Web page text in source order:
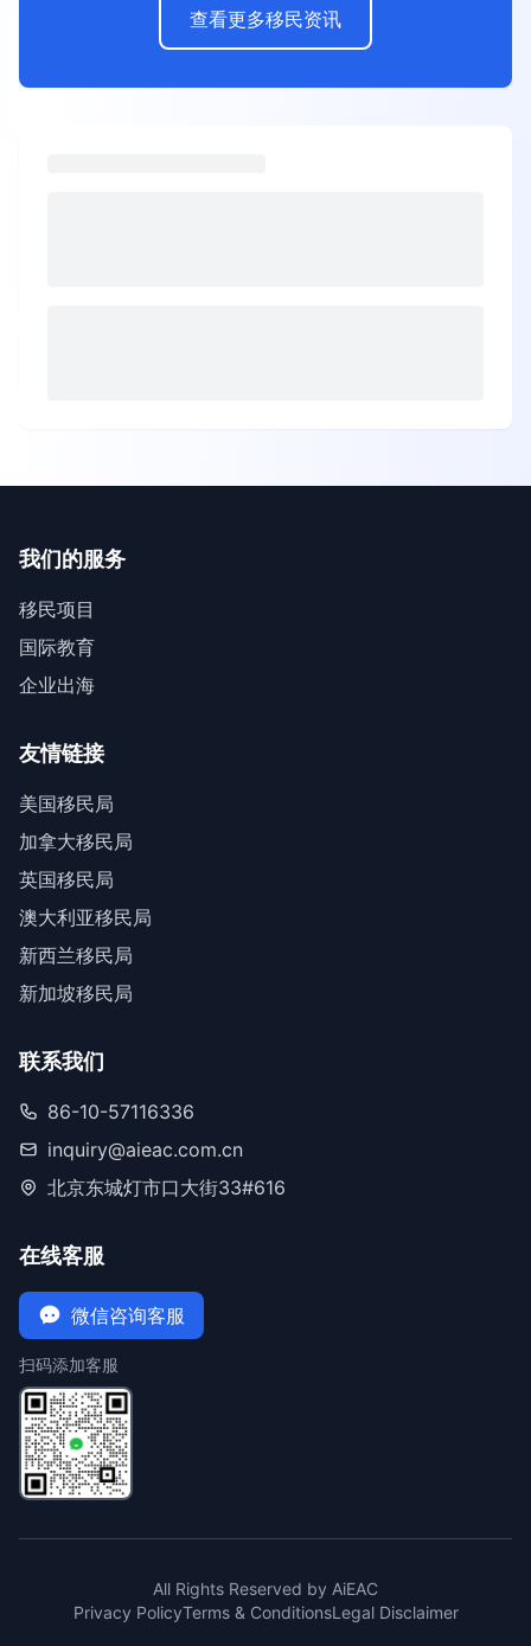
查看更多移民资讯
我们的服务
移民项目
国际教育
企业出海
友情链接
美国移民局
加拿大移民局
英国移民局
澳大利亚移民局
新西兰移民局
新加坡移民局
联系我们
86-10-57116336
inquiry@aieac.com.cn
北京东城灯市口大街33#616
在线客服
微信咨询客服
扫码添加客服
All Rights Reserved by AiEAC
Privacy PolicyTerms & ConditionsLegal Disclaimer